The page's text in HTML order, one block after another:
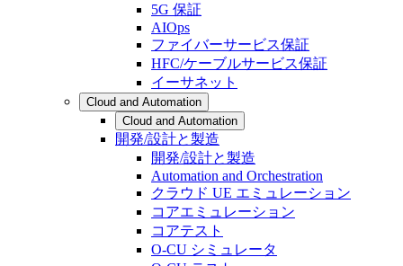
5G 保証
AIOps
ファイバーサービス保証
HFC/ケーブルサービス保証
イーサネット
Cloud and Automation
Cloud and Automation
開発/設計と製造
開発/設計と製造
Automation and Orchestration
クラウド UE エミュレーション
コアエミュレーション
コアテスト
O-CU シミュレータ